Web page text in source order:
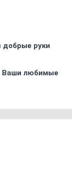
добрые руки
Ваши любимые